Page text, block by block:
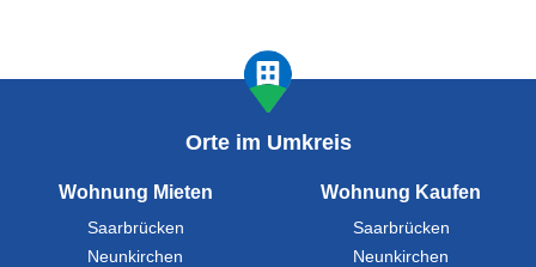
Orte im Umkreis
Wohnung Mieten
Saarbrücken
Neunkirchen
Wohnung Kaufen
Saarbrücken
Neunkirchen